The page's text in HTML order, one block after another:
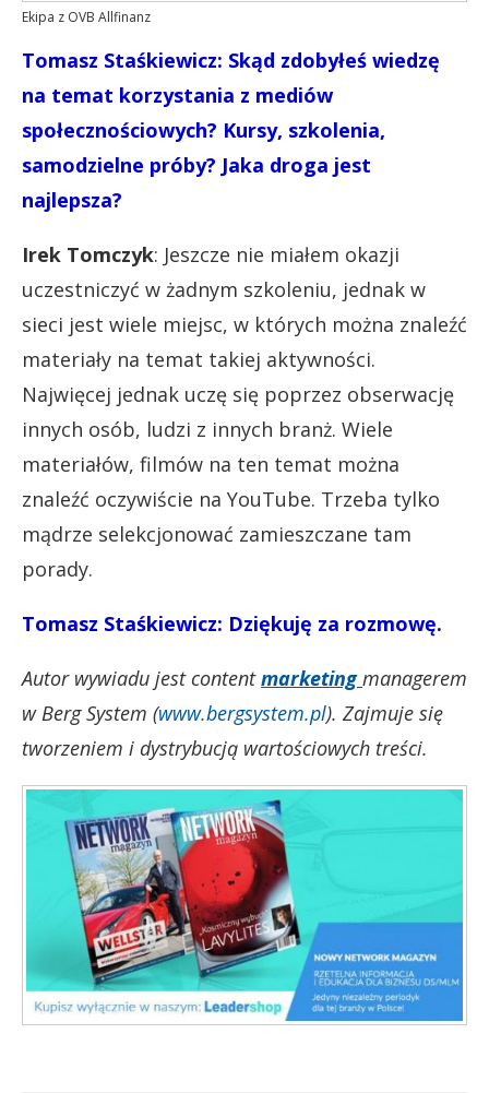
Ekipa z OVB Allfinanz
Tomasz Staśkiewicz: Skąd zdobyłeś wiedzę
na temat korzystania z mediów
społecznościowych? Kursy, szkolenia,
samodzielne próby? Jaka droga jest
najlepsza?
Irek Tomczyk: Jeszcze nie miałem okazji
uczestniczyć w żadnym szkoleniu, jednak w
sieci jest wiele miejsc, w których można znaleźć
materiały na temat takiej aktywności.
Najwięcej jednak uczę się poprzez obserwację
innych osób, ludzi z innych branż. Wiele
materiałów, filmów na ten temat można
znaleźć oczywiście na YouTube. Trzeba tylko
mądrze selekcjonować zamieszczane tam
porady.
Tomasz Staśkiewicz: Dziękuję za rozmowę.
Autor wywiadu jest contentmarketingmanagerem
w Berg System (www.bergsystem.pl). Zajmuje się
tworzeniem i dystrybucją wartościowych treści.